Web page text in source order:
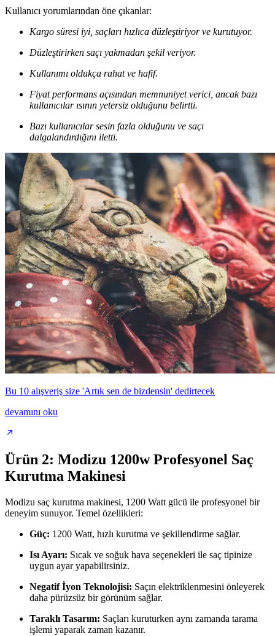
Kullanıcı yorumlarından öne çıkanlar:
Kargo süresi iyi, saçları hızlıca düzleştiriyor ve kurutuyor.
Düzleştirirken saçı yakmadan şekil veriyor.
Kullanımı oldukça rahat ve hafif.
Fiyat performans açısından memnuniyet verici, ancak bazı
kullanıcılar ısının yetersiz olduğunu belirtti.
Bazı kullanıcılar sesin fazla olduğunu ve saçı
dalgalandırdığını iletti.
Bu 10 alışveriş size 'Artık sen de bizdensin' dedirtecek
devamını oku
Ürün 2: Modizu 1200w Profesyonel Saç
Kurutma Makinesi
Modizu saç kurutma makinesi, 1200 Watt gücü ile profesyonel bir
deneyim sunuyor. Temel özellikleri:
Güç: 1200 Watt, hızlı kurutma ve şekillendirme sağlar.
Isı Ayarı: Sıcak ve soğuk hava seçenekleri ile saç tipinize
uygun ayar yapabilirsiniz.
Negatif İyon Teknolojisi: Saçın elektriklenmesini önleyerek
daha pürüzsüz bir görünüm sağlar.
Taraklı Tasarım: Saçları kuruturken aynı zamanda tarama
işlemi yaparak zaman kazanır.